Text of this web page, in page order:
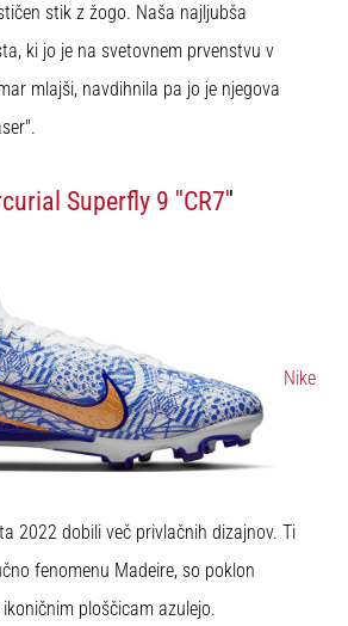
stik z žogo. Naša najljubša
ki jo je na svetovnem prvenstvu v
mlajši, navdihnila pa jo je njegova
Superfly 9 ''CR7''
Nike
2022 dobili več privlačnih dizajnov. Ti
fenomenu Madeire, so poklon
ploščicam azulejo.